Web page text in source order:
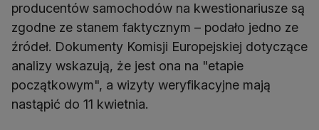
producentów samochodów na kwestionariusze są
zgodne ze stanem faktycznym – podało jedno ze
źródeł. Dokumenty Komisji Europejskiej dotyczące
analizy wskazują, że jest ona na "etapie
początkowym", a wizyty weryfikacyjne mają
nastąpić do 11 kwietnia.